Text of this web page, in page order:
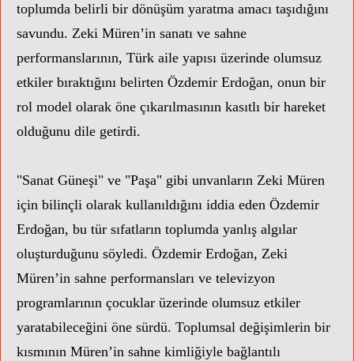
toplumda belirli bir dönüşüm yaratma amacı taşıdığını
savundu. Zeki Müren’in sanatı ve sahne
performanslarının, Türk aile yapısı üzerinde olumsuz
etkiler bıraktığını belirten Özdemir Erdoğan, onun bir
rol model olarak öne çıkarılmasının kasıtlı bir hareket
olduğunu dile getirdi.
"Sanat Güneşi" ve "Paşa" gibi unvanların Zeki Müren
için bilinçli olarak kullanıldığını iddia eden Özdemir
Erdoğan, bu tür sıfatların toplumda yanlış algılar
oluşturduğunu söyledi. Özdemir Erdoğan, Zeki
Müren’in sahne performansları ve televizyon
programlarının çocuklar üzerinde olumsuz etkiler
yaratabileceğini öne sürdü. Toplumsal değişimlerin bir
kısmının Müren’in sahne kimliğiyle bağlantılı